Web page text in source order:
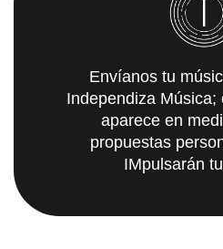
Envíanos tu
Independiza Música;
aparece en
propuestas
IMpulsarán